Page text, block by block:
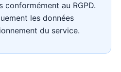
conformément au RGPD.
les données
du service.